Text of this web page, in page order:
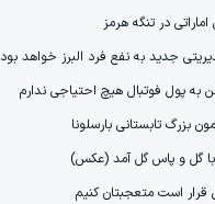
در تنگه هرمز
جدید به نفع فرد البرز خواهد بود
پول فوتبال هیچ احتیاجی ندارم
بزرگ تابستانی بارسلونا
با گل و پاس گل آمد (عکس)
قرار است متعجبتان کنیم